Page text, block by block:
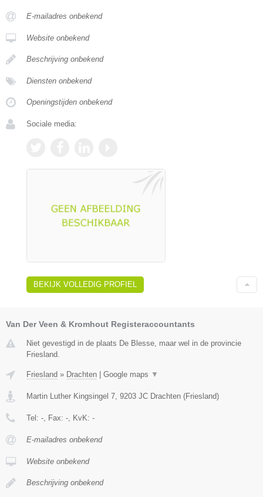
E-mailadres onbekend
Website onbekend
Beschrijving onbekend
Diensten onbekend
Openingstijden onbekend
Sociale media:
BEKIJK VOLLEDIG PROFIEL
Van Der Veen & Kromhout Registeraccountants
Niet gevestigd in de plaats De Blesse, maar wel in de provincie
Friesland.
Friesland » Drachten Google maps ▼
Martin Luther Kingsingel 7 9203 JC Drachten (Friesland)
Tel: - , Fax: - , KvK: -
E-mailadres onbekend
Website onbekend
Beschrijving onbekend